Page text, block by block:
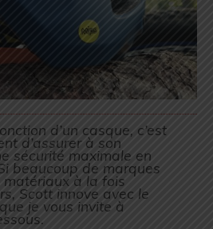
d’un casque, c’est
d’assurer à son
sécurité maximale en
beaucoup de marques
à la fois
Scott innove avec le
je vous invite à